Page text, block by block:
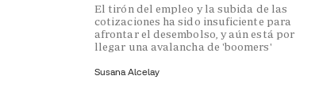
El tirón del empleo y la subida de las
cotizaciones ha sido insuficiente para
afrontar el desembolso, y aún está por
llegar una avalancha de 'boomers'
Susana Alcelay